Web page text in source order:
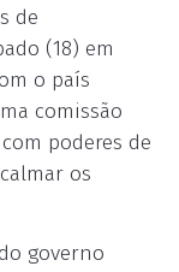
de
(18) em
o país
comissão
poderes de
os
governo